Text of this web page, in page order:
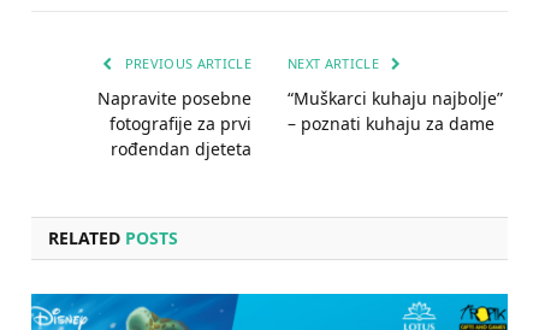
PREVIOUS ARTICLE
Napravite posebne
fotografije za prvi
rođendan djeteta
NEXT ARTICLE
“Muškarci kuhaju najbolje”
– poznati kuhaju za dame
RELATED POSTS